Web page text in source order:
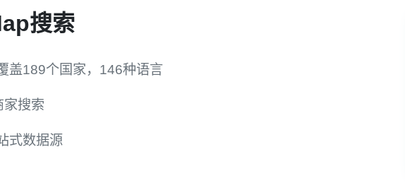
搜索
盖189个国家，146种语言
家搜索
式数据源